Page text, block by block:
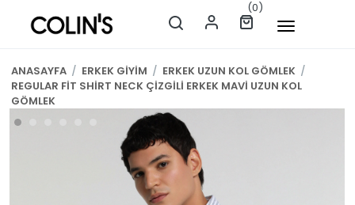
(0)
ANASAYFA / ERKEK GİYİM / ERKEK UZUN KOL GÖMLEK /
REGULAR FİT SHİRT NECK ÇİZGİLİ ERKEK MAVİ UZUN KOL
GÖMLEK